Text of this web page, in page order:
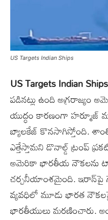
US Targets Indian Ships
US Targets Indian Ships
పడినట్లు ఉంది అగ్రరాజ్యం
యుద్ధం కారణంగా హర్మూజ్‌
బ్యాలకేజ్‌ కొనసాగిస్తోంది.
ఎత్తేస్తామని డొనాల్డ్‌ ట్రంప్‌
అమెరికా భారతీయ నౌకలను
చర్చనీయాంశమైంది. ఇరాన్‌పై
వ్యవధిలో మూడు భారత
భారతీయులు మరణించారు.